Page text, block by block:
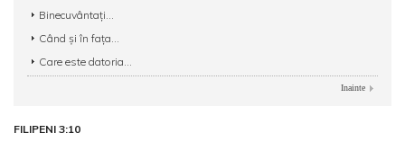
Binecuvântați...
Când şi în fața...
Care este datoria...
Inainte
FILIPENI 3:10